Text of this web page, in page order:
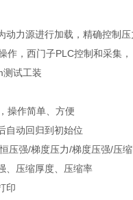
动力源进行加载，精确控制
作，西门子PLC控制和采集，
测试工装
操作简单、方便
自动回归到初始位
压强/梯度压力/梯度压强/压
、压缩厚度、压缩率
印